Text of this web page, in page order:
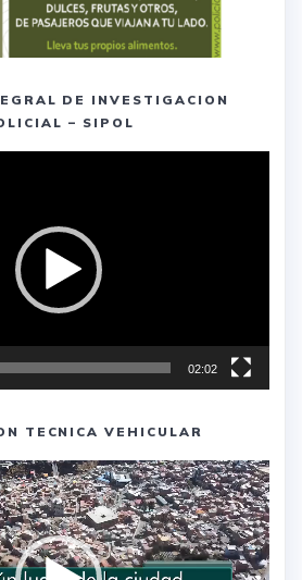
DE INVESTIGACION
– SIPOL
02:02
TECNICA VEHICULAR
Reproductor
de
vídeo